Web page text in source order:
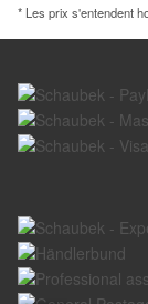
* Les prix s'entendent